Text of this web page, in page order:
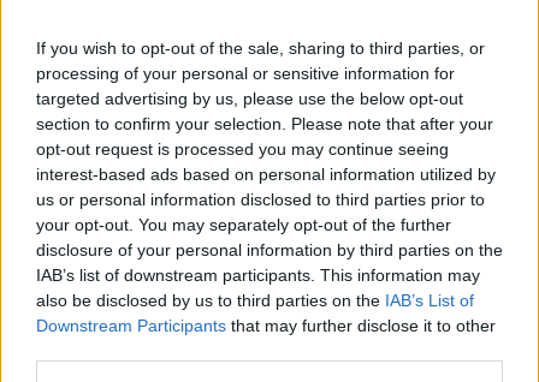
If you wish to opt-out of the sale, sharing to third parties, or
processing of your personal or sensitive information for
targeted advertising by us, please use the below opt-out
section to confirm your selection. Please note that after your
opt-out request is processed you may continue seeing
interest-based ads based on personal information utilized by
us or personal information disclosed to third parties prior to
your opt-out. You may separately opt-out of the further
disclosure of your personal information by third parties on the
IAB’s list of downstream participants. This information may
also be disclosed by us to third parties on the IAB’s List of
Downstream Participants that may further disclose it to other
A Budapesti Értéktőzsde keddi tájékoztatása szerint az
Alteo által benyújtott törlési kérelem alapján a BÉT az Alteo
részvény (eltérő osztalékjogosultságú) elnevezésű,
törzsrészvényeket törli a terméklistáról. A részvények utolsó
kereskedési napja: 2019. június 20. A részvények törlési
napja: 2019: június 25. A BÉT vezérigazgatója egyúttal az
Alteo 2 985...
KEDVES OLVASÓNK!